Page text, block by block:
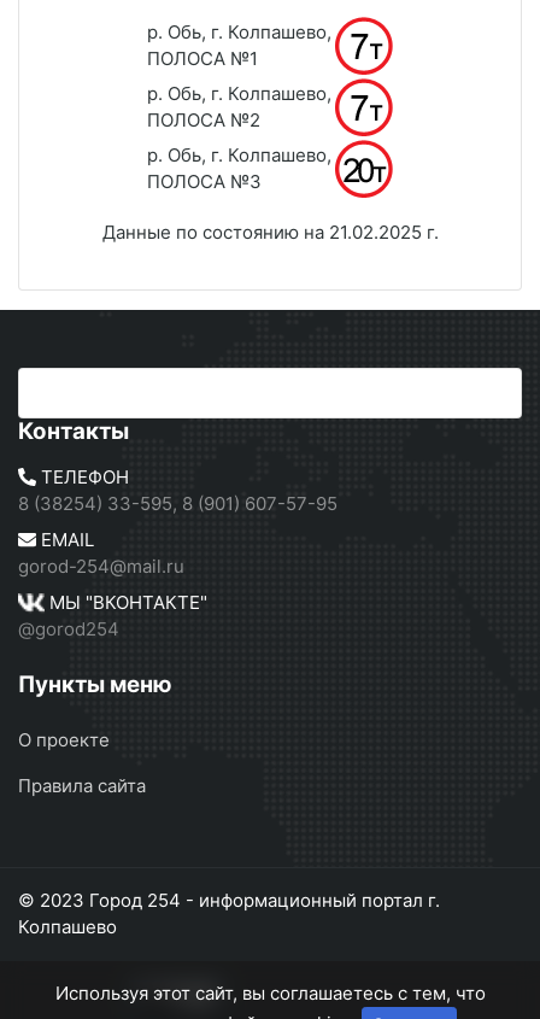
р. Обь, г. Колпашево,
ПОЛОСА №1
р. Обь, г. Колпашево,
ПОЛОСА №2
р. Обь, г. Колпашево,
ПОЛОСА №3
Данные по состоянию на 21.02.2025 г.
Контакты
ТЕЛЕФОН
8 (38254) 33-595, 8 (901) 607-57-95
EMAIL
gorod-254@mail.ru
МЫ "ВКОНТАКТЕ"
@gorod254
Пункты меню
О проекте
Правила сайта
© 2023 Город 254 - информационный портал г.
Колпашево
Используя этот сайт, вы соглашаетесь с тем, что